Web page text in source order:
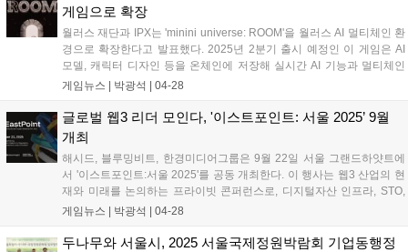
게임으로 확장
월러스 재단과 IPX는 'minini universe: ROOM'을 월러스 AI 멀티체인 환
경으로 확장한다고 발표했다. 2025년 2분기 출시 예정인 이 게임은 AI
모델, 캐릭터 디자인 등을 온체인에 저장해 실시간 AI 기능과 멀티체인
게임플레이를 제공한다. 플레이어 성과에 따라 게임 자산, AI 캐릭터가
로운 웹3 엔터테인먼트를 구현할 계획이다....
게임뉴스 | 박광석 | 04-28
글로벌 웹3 리더 모인다, '이스트포인트: 서울 2025’ 9월
개최
해시드, 블루밍비트, 한경미디어그룹은 9월 22일 서울 그랜드하얏트에
서 '이스트포인트:서울 2025'를 공동 개최한다. 이 행사는 웹3 산업의 현
재와 미래를 논의하는 프라이빗 콘퍼런스로, 디지털자산 인프라, STO,
AI와 디지털자산 융합 등 주요 어젠다를 다룬다. 라운드테이블, B2B 매
게임뉴스 | 박광석 | 04-28
두나무와 서울시, 2025 서울국제정원박람회 기업동행정